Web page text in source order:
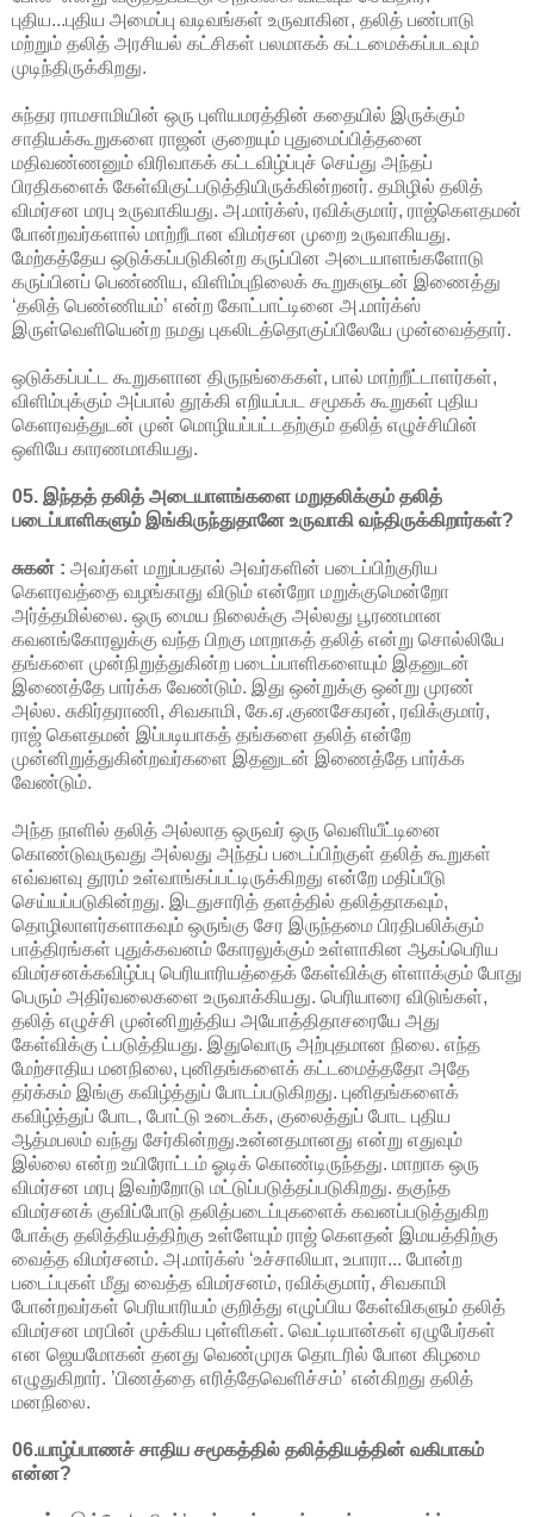
புதிய...புதிய அமைப்பு வடிவங்கள் உருவாகின, தலித் பண்பாடு
மற்றும் தலித் அரசியல் கட்சிகள் பலமாகக் கட்டமைக்கப்படவும்
முடிந்திருக்கிறது.
சுந்தர ராமசாமியின் ஒரு புளியமரத்தின் கதையில் இருக்கும்
சாதியக்கூறுகளை ராஜன் குறையும் புதுமைப்பித்தனை
மதிவண்ணனும் விரிவாகக் கட்டவிழ்ப்புச் செய்து அந்தப்
பிரதிகளைக் கேள்விகுட்படுத்தியிருக்கின்றனர். தமிழில் தலித்
விமர்சன மரபு உருவாகியது. அ.மார்க்ஸ், ரவிக்குமார், ராஜ்கெளதமன்
போன்றவர்களால் மாற்றீடான விமர்சன முறை உருவாகியது.
மேற்கத்தேய ஒடுக்கப்படுகின்ற கருப்பின அடையாளங்களோடு
கருப்பினப் பெண்ணிய, விளிம்புநிலைக் கூறுகளுடன் இணைத்து
‘தலித் பெண்ணியம்’ என்ற கோட்பாட்டினை அ.மார்க்ஸ்
இருள்வெளியென்ற நமது புகலிடத்தொகுப்பிலேயே முன்வைத்தார்.
ஒடுக்கப்பட்ட கூறுகளான திருநங்கைகள், பால் மாற்றீட்டாளர்கள்,
விளிம்புக்கும் அப்பால் தூக்கி எறியப்பட சமூகக் கூறுகள் புதிய
கெளரவத்துடன் முன் மொழியப்பட்டதற்கும் தலித் எழுச்சியின்
ஒளியே காரணமாகியது.
05. இந்தத் தலித் அடையாளங்களை மறுதலிக்கும் தலித்
படைப்பாளிகளும் இங்கிருந்துதானே உருவாகி வந்திருக்கிறார்கள்?
சுகன் : அவர்கள் மறுப்பதால் அவர்களின் படைப்பிற்குரிய
கெளரவத்தை வழங்காது விடும் என்றோ மறுக்குமென்றோ
அர்த்தமில்லை. ஒரு மைய நிலைக்கு அல்லது பூரணமான
கவனங்கோரலுக்கு வந்த பிறகு மாறாகத் தலித் என்று சொல்லியே
தங்களை முன்நிறுத்துகின்ற படைப்பாளிகளையும் இதனுடன்
இணைத்தே பார்க்க வேண்டும். இது ஒன்றுக்கு ஒன்று முரண்
அல்ல. சுகிர்தராணி, சிவகாமி, கே.ஏ.குணசேகரன், ரவிக்குமார்,
ராஜ் கெளதமன் இப்படியாகத் தங்களை தலித் என்றே
முன்னிறுத்துகின்றவர்களை இதனுடன் இணைத்தே பார்க்க
வேண்டும்.
அந்த நாளில் தலித் அல்லாத ஒருவர் ஒரு வெளியீட்டினை
கொண்டுவருவது அல்லது அந்தப் படைப்பிற்குள் தலித் கூறுகள்
எவ்வளவு தூரம் உள்வாங்கப்பட்டிருக்கிறது என்றே மதிப்பீடு
செய்யப்படுகின்றது. இடதுசாரித் தளத்தில் தலித்தாகவும்,
தொழிலாளர்களாகவும் ஒருங்கு சேர இருந்தமை பிரதிபலிக்கும்
பாத்திரங்கள் புதுக்கவனம் கோரலுக்கும் உள்ளாகின ஆகப்பெரிய
விமர்சனக்கவிழ்ப்பு பெரியாரியத்தைக் கேள்விக்கு ள்ளாக்கும் போது
பெரும் அதிர்வலைகளை உருவாக்கியது. பெரியாரை விடுங்கள்,
தலித் எழுச்சி முன்னிறுத்திய அயோத்திதாசரையே அது
கேள்விக்கு ட்படுத்தியது. இதுவொரு அற்புதமான நிலை. எந்த
மேற்சாதிய மனநிலை, புனிதங்களைக் கட்டமைத்ததோ அதே
தர்க்கம் இங்கு கவிழ்த்துப் போடப்படுகிறது. புனிதங்களைக்
கவிழ்த்துப் போட, போட்டு உடைக்க, குலைத்துப் போட புதிய
ஆத்மபலம் வந்து சேர்கின்றது.உன்னதமானது என்று எதுவும்
இல்லை என்ற உயிரோட்டம் ஓடிக் கொண்டிருந்தது. மாறாக ஒரு
விமர்சன மரபு இவற்றோடு மட்டுப்படுத்தப்படுகிறது. தகுந்த
விமர்சனக் குவிப்போடு தலித்படைப்புகளைக் கவனப்படுத்துகிற
போக்கு தலித்தியத்திற்கு உள்ளேயும் ராஜ் கெளதன் இமயத்திற்கு
வைத்த விமர்சனம். அ.மார்க்ஸ் ‘உச்சாலியா, உபாரா... போன்ற
படைப்புகள் மீது வைத்த விமர்சனம், ரவிக்குமார், சிவகாமி
போன்றவர்கள் பெரியாரியம் குறித்து எழுப்பிய கேள்விகளும் தலித்
விமர்சன மரபின் முக்கிய புள்ளிகள். வெட்டியான்கள் ஏழுபேர்கள்
என ஜெயமோகன் தனது வெண்முரசு தொடரில் போன கிழமை
எழுதுகிறார். ’பிணத்தை எரித்தேவெளிச்சம்’ என்கிறது தலித்
மனநிலை.
06.யாழ்ப்பாணச் சாதிய சமூகத்தில் தலித்தியத்தின் வகிபாகம்
என்ன?